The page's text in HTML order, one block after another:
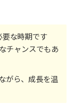
な時期です
チャンスでもあ
がら、成長を温